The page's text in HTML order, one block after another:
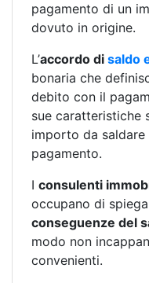
pagamento di un
dovuto in origine.
L’accordo di saldo
bonaria che
debito con il
sue caratteristiche
importo da
pagamento.
I consulenti
occupano di
conseguenze del
modo non
convenienti.